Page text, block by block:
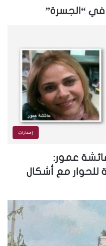
في “الجسرة”
إصدارات
عمور:
للحوار مع أشكال